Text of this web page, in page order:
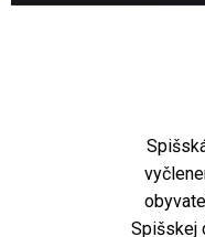
Spišskej